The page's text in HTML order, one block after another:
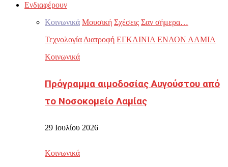
Ενδιαφέρουν
Κοινωνικά Μουσική Σχέσεις Σαν σήμερα…
Τεχνολογία Διατροφή ΕΓΚΑΙΝΙΑ ΕΝΑΟΝ ΛΑΜΙΑ
Κοινωνικά
Πρόγραμμα αιμοδοσίας Αυγούστου από
το Νοσοκομείο Λαμίας
29 Ιουλίου 2026
Κοινωνικά